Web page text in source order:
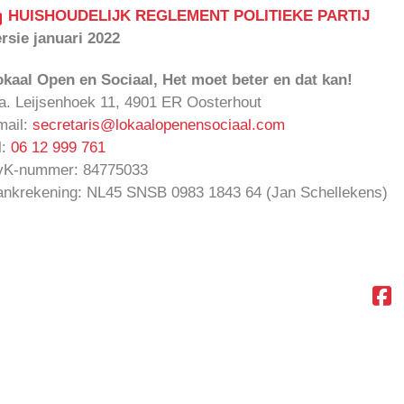
HUISHOUDELIJK REGLEMENT POLITIEKE PARTIJ
januari 2022
Open en Sociaal, Het moet beter en dat kan!
Leijsenhoek 11, 4901 ER Oosterhout
secretaris@lokaalopenensociaal.com
06 12 999 761
nummer: 84775033
NL45 SNSB 0983 1843 64 (Jan Schellekens)